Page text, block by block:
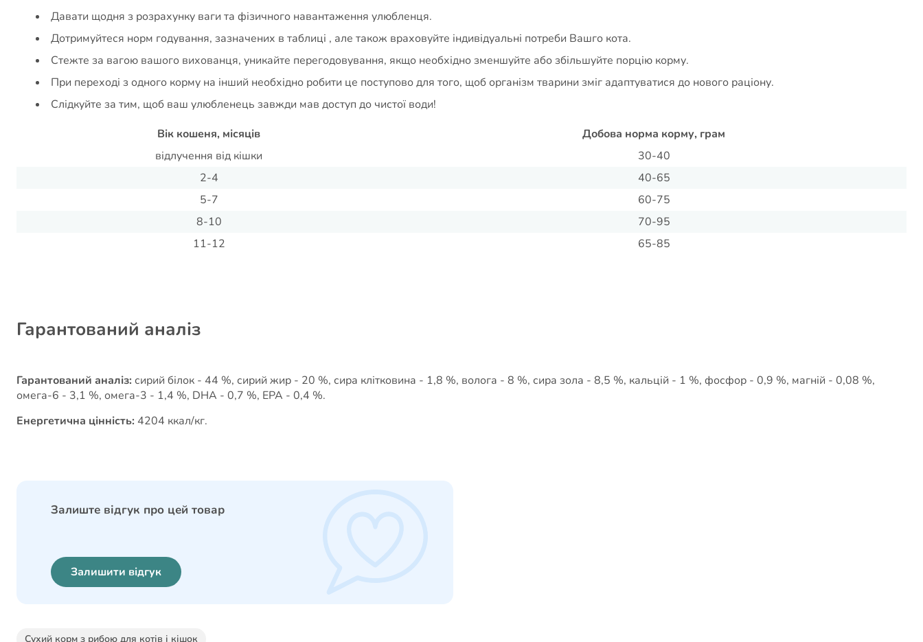
Давати щодня з розрахунку ваги та фізичного навантаження улюбленця.
Дотримуйтеся норм годування, зазначених в таблиці , але також враховуйте індивідуальні потреби Вашго кота.
Стежте за вагою вашого вихованця, уникайте перегодовування, якщо необхідно зменшуйте або збільшуйте порцію корму.
При переході з одного корму на інший необхідно робити це поступово для того, щоб організм тварини зміг адаптуватися до нового раціону.
Слідкуйте за тим, щоб ваш улюбленець завжди мав доступ до чистої води!
Вік кошеня, місяців
Добова норма корму, грам
відлучення від кішки
30-40
2-4
40-65
5-7
60-75
8-10
70-95
11-12
65-85
Гарантований аналіз
Гарантований аналіз: сирий білок - 44 %, сирий жир - 20 %, сира клітковина - 1,8 %, волога - 8 %, сира зола - 8,5 %, кальцій - 1 %, фосфор - 0,9 %, магній - 0,08 %,
омега-6 - 3,1 %, омега-3 - 1,4 %, DHA - 0,7 %, EPA - 0,4 %.
Енергетична цінність: 4204 ккал/кг.
Залиште відгук про цей товар
Залишити відгук
Сухий корм з рибою для котів і кішок